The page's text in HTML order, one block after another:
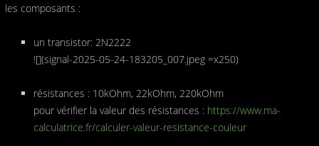
les composants :
un transistor: 2N2222
![](signal-2025-05-24-183205_007.jpeg =x250)
résistances : 10kOhm, 22kOhm, 220kOhm
pour vérifier la valeur des résistances : https://www.ma-
calculatrice.fr/calculer-valeur-resistance-couleur